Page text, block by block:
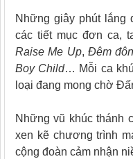
Những giây phút lắng
các tiết mục đơn ca,
Raise Me Up, Đêm
Boy Child… Mỗi ca
loại đang mong chờ
Những vũ khúc thánh
xen kẽ chương trình
cộng đoàn cảm nhận